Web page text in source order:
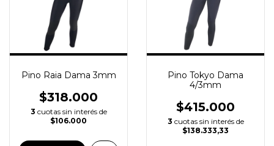
Pino Raia Dama 3mm
$318.000
3 cuotas sin interés de
$106.000
Pino Tokyo Dama
4/3mm
$415.000
3 cuotas sin interés de
$138.333,33